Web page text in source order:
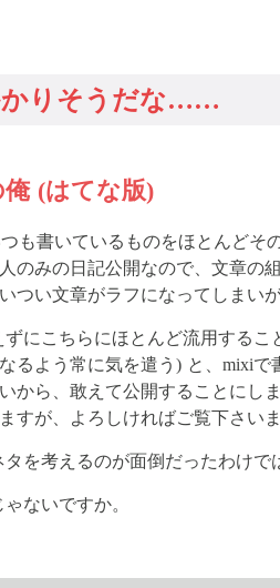
かりそうだな……
(はてな版)
も書いているものをほとんどそ
のみの日記公開なので、文章の
つい文章がラフになってしまい
にこちらにほとんど流用する
るよう常に気を遣う) と、mixi
から、敢えて公開することにし
すが、よろしければご覧下さい
を考えるのが面倒だったわけで
ないですか。